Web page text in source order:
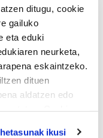
ditugu, cookie
gailuko
eta eduki
neurketa,
eskaintzeko.
dituen
aldatzen edo
ikusi